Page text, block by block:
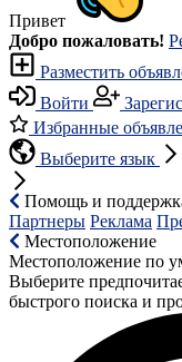
Привет
Добро пожаловать!
Разместить
Войти
Избранные
Выберите язык
Помощь и
Партнеры Реклама
Местоположение
Местоположение по
Выберите
быстрого поиска и